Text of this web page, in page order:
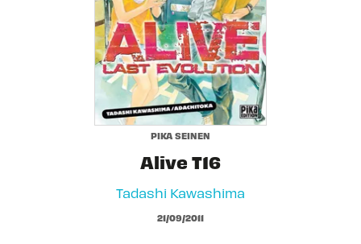
PIKA SEINEN
Alive T16
Tadashi Kawashima
21/09/2011